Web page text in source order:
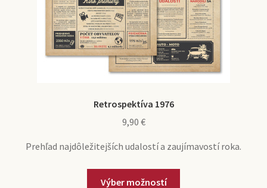
Retrospektíva 1976
9,90 €
Prehľad najdôležitejších udalostí a zaujímavostí roka.
Výber možností